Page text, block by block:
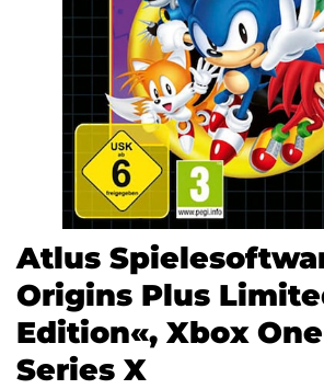
Atlus
Origins Plus
Edition«, Xbox
Series X